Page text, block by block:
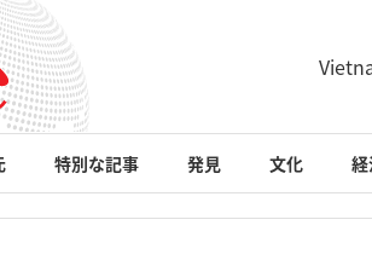
特別な記事 発見 文化